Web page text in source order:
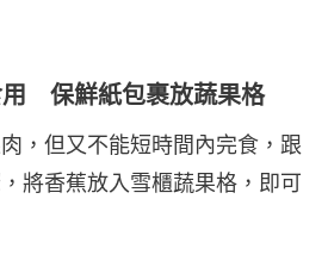
用 保鮮紙包裹放蔬果格
，但又不能短時間內完食，跟
將香蕉放入雪櫃蔬果格，即可